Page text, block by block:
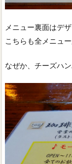
メニュー裏面はデ
こちらも全メニュ
なぜか、チーズハ